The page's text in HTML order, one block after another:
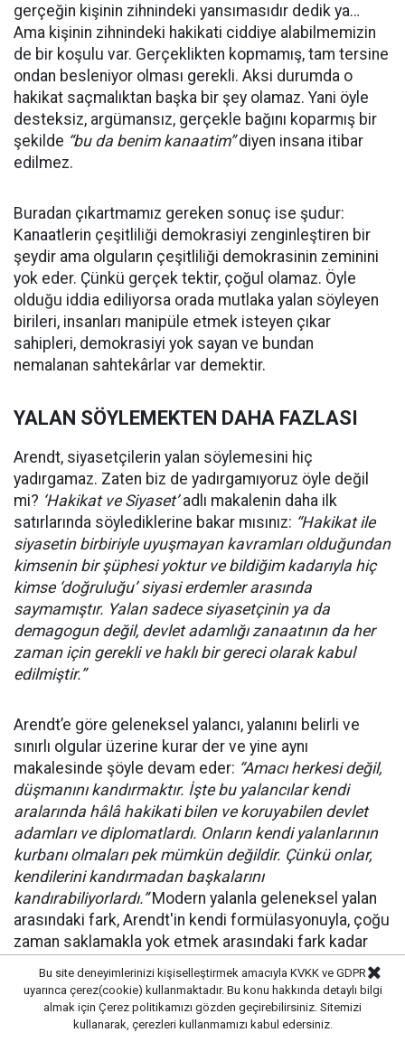
gerçeğin kişinin zihnindeki yansımasıdır dedik ya…
Ama kişinin zihnindeki hakikati ciddiye alabilmemizin
de bir koşulu var. Gerçeklikten kopmamış, tam tersine
ondan besleniyor olması gerekli. Aksi durumda o
hakikat saçmalıktan başka bir şey olamaz. Yani öyle
desteksiz, argümansız, gerçekle bağını koparmış bir
şekilde “bu da benim kanaatim”diyen insana itibar
edilmez.
Buradan çıkartmamız gereken sonuç ise şudur:
Kanaatlerin çeşitliliği demokrasiyi zenginleştiren bir
şeydir ama olguların çeşitliliği demokrasinin zeminini
yok eder. Çünkü gerçek tektir, çoğul olamaz. Öyle
olduğu iddia ediliyorsa orada mutlaka yalan söyleyen
birileri, insanları manipüle etmek isteyen çıkar
sahipleri, demokrasiyi yok sayan ve bundan
nemalanan sahtekârlar var demektir.
YALAN SÖYLEMEKTEN DAHA FAZLASI
Arendt, siyasetçilerin yalan söylemesini hiç
yadırgamaz. Zaten biz de yadırgamıyoruz öyle değil
mi? ‘Hakikat ve Siyaset’adlı makalenin daha ilk
satırlarında söylediklerine bakar mısınız: “Hakikat ile
siyasetin birbiriyle uyuşmayan kavramları olduğundan
kimsenin bir şüphesi yoktur ve bildiğim kadarıyla hiç
kimse ‘doğruluğu’ siyasi erdemler arasında
saymamıştır. Yalan sadece siyasetçinin ya da
demagogun değil, devlet adamlığı zanaatının da her
zaman için gerekli ve haklı bir gereci olarak kabul
edilmiştir.”
Arendt’e göre geleneksel yalancı, yalanını belirli ve
sınırlı olgular üzerine kurar der ve yine aynı
makalesinde şöyle devam eder: “Amacı herkesi değil,
düşmanını kandırmaktır. İşte bu yalancılar kendi
aralarında hâlâ hakikati bilen ve koruyabilen devlet
adamları ve diplomatlardı. Onların kendi yalanlarının
kurbanı olmaları pek mümkün değildir. Çünkü onlar,
kendilerini kandırmadan başkalarını
kandırabiliyorlardı.”Modern yalanla geleneksel yalan
arasındaki fark, Arendt'in kendi formülasyonuyla, çoğu
zaman saklamakla yok etmek arasındaki fark kadar
Bu site deneyimlerinizi kişiselleştirmek amacıyla KVKK ve GDPR
uyarınca çerez(cookie) kullanmaktadır. Bu konu hakkında detaylı bilgi
almak için Çerez politikamızı gözden geçirebilirsiniz. Sitemizi
kullanarak, çerezleri kullanmamızı kabul edersiniz.